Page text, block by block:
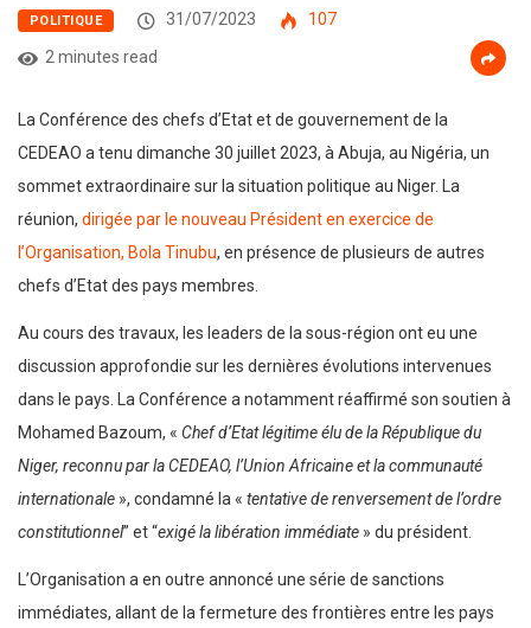
POLITIQUE 31/07/2023
107
2 minutes read
La Conférence des chefs d’Etat et de gouvernement de la
CEDEAO a tenu dimanche 30 juillet 2023, à Abuja, au Nigéria, un
sommet extraordinaire sur la situation politique au Niger. La
réunion, dirigée par le nouveau Président en exercice de
l’Organisation, Bola Tinubu, en présence de plusieurs de autres
chefs d’Etat des pays membres.
Au cours des travaux, les leaders de la sous-région ont eu une
discussion approfondie sur les dernières évolutions intervenues
dans le pays. La Conférence a notamment réaffirmé son soutien à
Mohamed Bazoum, « Chef d’Etat légitime élu de la République du
Niger, reconnu par la CEDEAO, l’Union Africaine et la communauté
internationale », condamné la « tentative de renversement de l’ordre
constitutionnel” et “exigé la libération immédiate » du président.
L’Organisation a en outre annoncé une série de sanctions
immédiates, allant de la fermeture des frontières entre les pays